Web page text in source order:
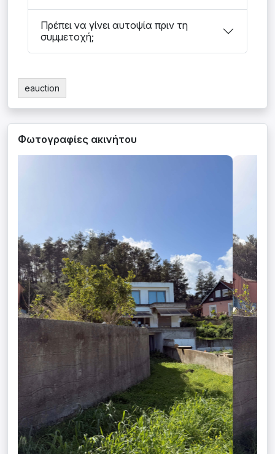
Πρέπει να γίνει αυτοψία πριν τη
συμμετοχή;
eauction
Φωτογραφίες ακινήτου